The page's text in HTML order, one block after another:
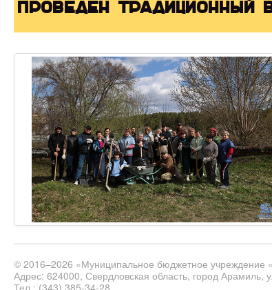
Проведен традиционный
© 2016–2026 «Муниципальное бюджетное учреждение
Адрес: 624000, Свердловская область, город Арамиль,
Тел.: (343) 385-34-28